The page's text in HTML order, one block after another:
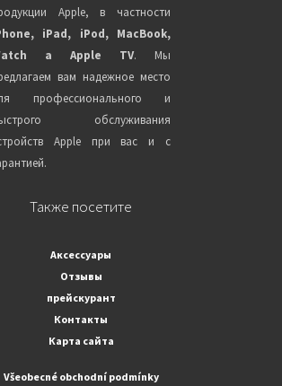
Apple, в частности
iPad, iPod, MacBook,
a Apple TV. Мы
вам надежное место
профессионального и
обслуживания
Apple при вас и с
Также посетите
Аксессуары
Отзывы
прейскурант
Контакты
Карта сайта
Všeobecné obchodní podmínky